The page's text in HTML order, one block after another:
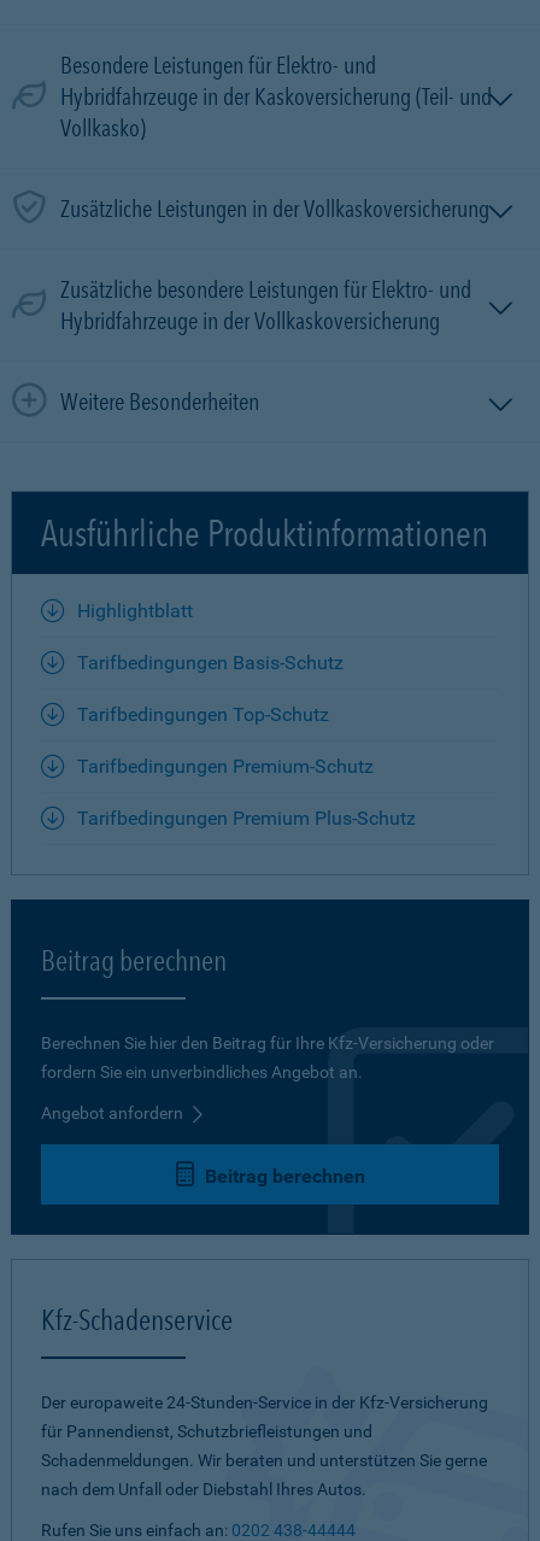
Besondere Leistungen für Elektro- und
Hybridfahrzeuge in der Kaskoversicherung (Teil- und
Vollkasko)
Zusätzliche Leistungen in der Vollkaskoversicherung
Zusätzliche besondere Leistungen für Elektro- und
Hybridfahrzeuge in der Vollkaskoversicherung
Weitere Besonderheiten
Ausführliche Produktinformationen
Highlightblatt
Tarifbedingungen Basis-Schutz
Tarifbedingungen Top-Schutz
Tarifbedingungen Premium-Schutz
Tarifbedingungen Premium Plus-Schutz
Beitrag berechnen
Berechnen Sie hier den Beitrag für Ihre Kfz-Versicherung oder
fordern Sie ein unverbindliches Angebot an.
Angebot anfordern
Beitrag berechnen
Kfz-Schadenservice
Der europaweite 24-Stunden-Service in der Kfz-Versicherung
für Pannendienst, Schutzbriefleistungen und
Schadenmeldungen. Wir beraten und unterstützen Sie gerne
nach dem Unfall oder Diebstahl Ihres Autos.
Rufen Sie uns einfach an: 0202 438-44444